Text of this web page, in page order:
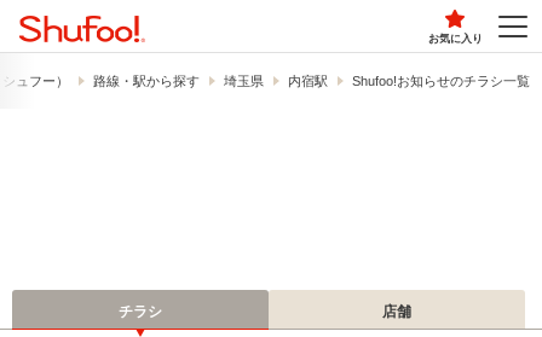
お気に入り
ュフー） 路線・駅から探す 埼玉県 内宿駅 Shufoo!お知らせのチラシ一覧
チラシ 店舗